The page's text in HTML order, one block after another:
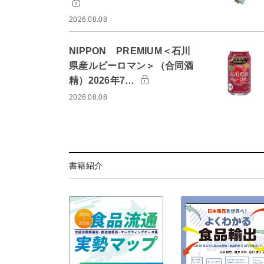
2026.08.08
NIPPON PREMIUM＜石川
県産ルビーロマン＞（合同酒
精）2026年7…
2026.08.08
書籍紹介